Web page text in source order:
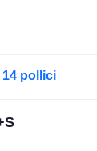
14 pollici